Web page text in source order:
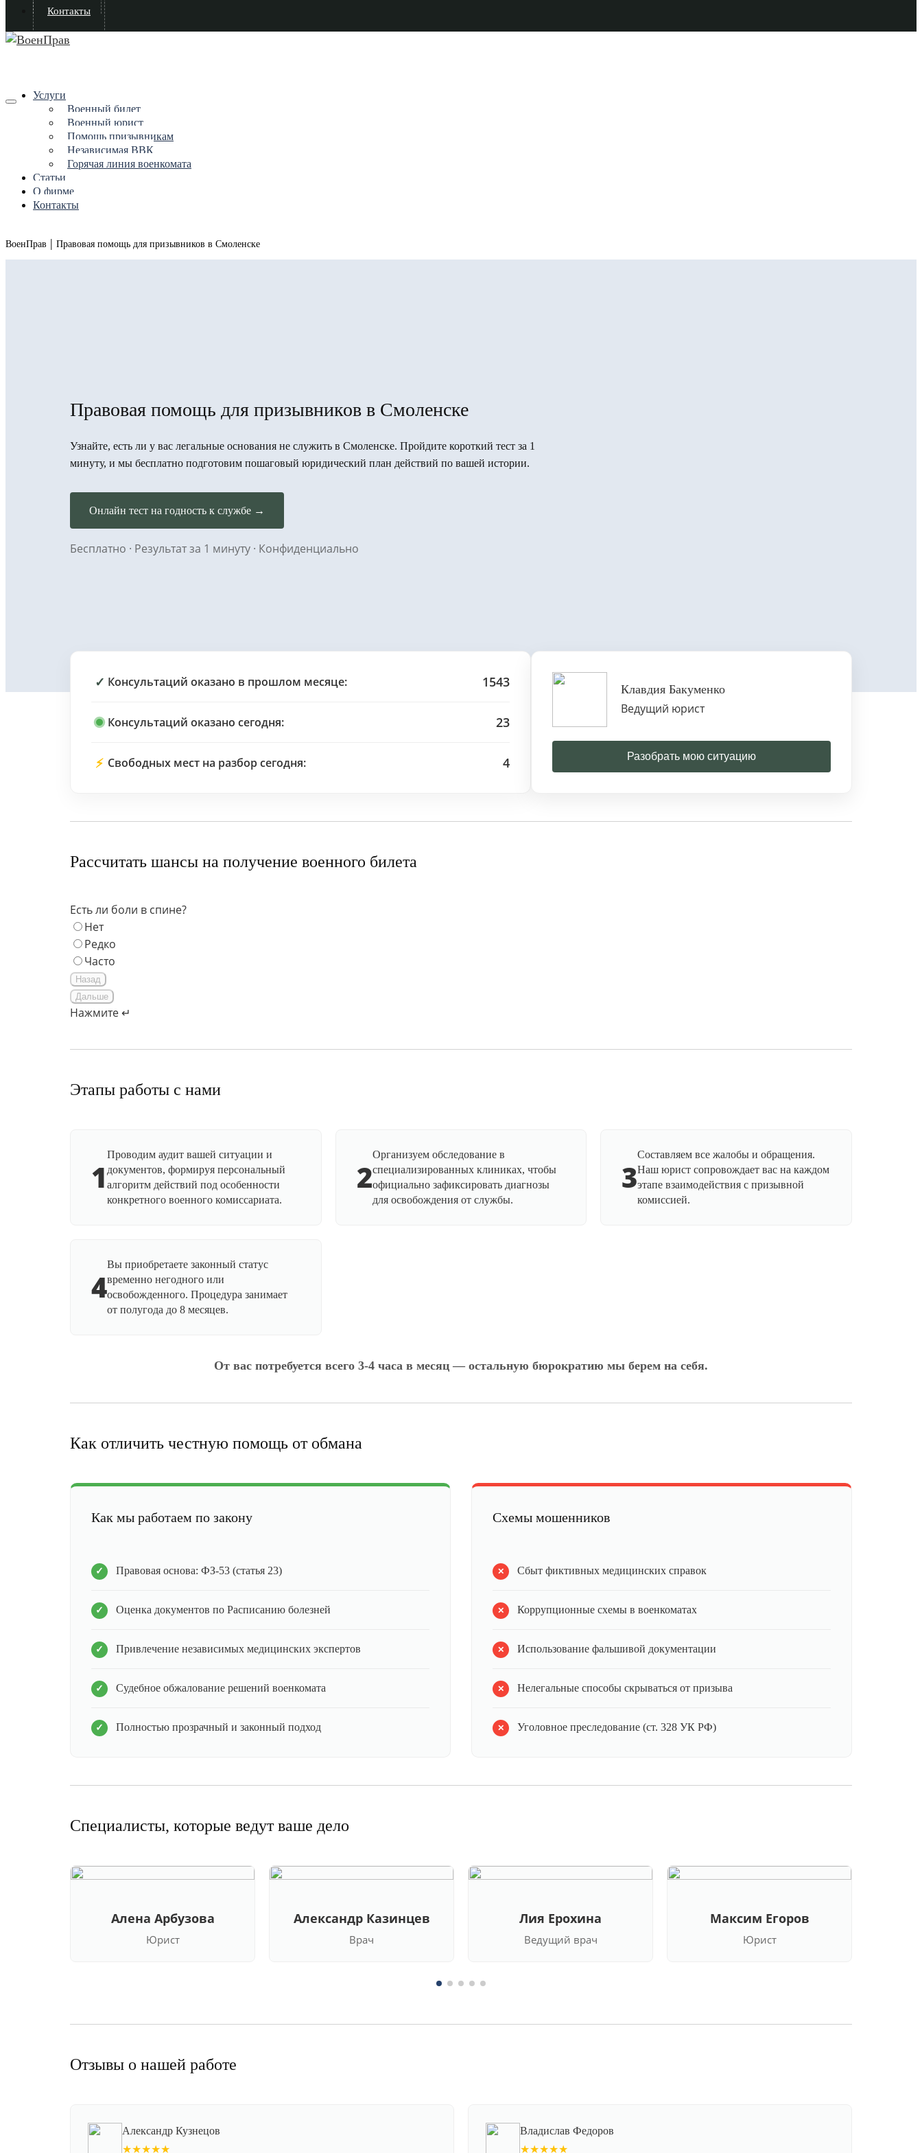
Контакты
Услуги
Военный билет
Военный юрист
Помощь призывникам
Независимая ВВК
Горячая линия военкомата
Статьи
О фирме
Контакты
ВоенПрав | Правовая помощь для призывников в Смоленске
Правовая помощь для призывников в Смоленске
Узнайте, есть ли у вас легальные основания не служить в Смоленске. Пройдите короткий тест за 1
минуту, и мы бесплатно подготовим пошаговый юридический план действий по вашей истории.
Онлайн тест на годность к службе →
Бесплатно · Результат за 1 минуту · Конфиденциально
✓ Консультаций оказано в прошлом месяце: 1543
Консультаций оказано сегодня: 23
⚡ Свободных мест на разбор сегодня: 4
Клавдия Бакуменко
Ведущий юрист
Разобрать мою ситуацию
Рассчитать шансы на получение военного билета
Есть ли боли в спине?
Нет
Редко
Часто
Назад
Дальше
Нажмите ↵
Этапы работы с нами
1
Проводим аудит вашей ситуации и
документов, формируя персональный
алгоритм действий под особенности
конкретного военного комиссариата.
2
Организуем обследование в
специализированных клиниках, чтобы
официально зафиксировать диагнозы
для освобождения от службы.
3
Составляем все жалобы и обращения.
Наш юрист сопровождает вас на каждом
этапе взаимодействия с призывной
комиссией.
4
Вы приобретаете законный статус
временно негодного или
освобожденного. Процедура занимает
от полугода до 8 месяцев.
От вас потребуется всего 3-4 часа в месяц — остальную бюрократию мы берем на себя.
Как отличить честную помощь от обмана
Как мы работаем по закону
Правовая основа: ФЗ-53 (статья 23)
Оценка документов по Расписанию болезней
Привлечение независимых медицинских экспертов
Судебное обжалование решений военкомата
Полностью прозрачный и законный подход
Схемы мошенников
Сбыт фиктивных медицинских справок
Коррупционные схемы в военкоматах
Использование фальшивой документации
Нелегальные способы скрываться от призыва
Уголовное преследование (ст. 328 УК РФ)
Специалисты, которые ведут ваше дело
Алена Арбузова
Юрист
Александр Казинцев
Врач
Лия Ерохина
Ведущий врач
Максим Егоров
Юрист
Отзывы о нашей работе
Александр Кузнецов
★★★★★
Владислав Федоров
★★★★★